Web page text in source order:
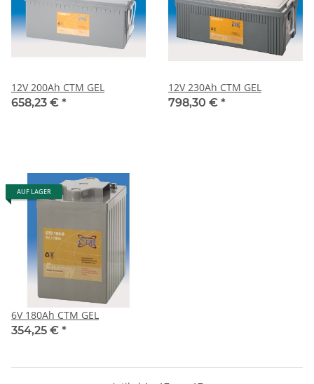
12V 200Ah CTM GEL
658,23 € *
12V 230Ah CTM GEL
798,30 € *
AUF LAGER
6V 180Ah CTM GEL
354,25 € *